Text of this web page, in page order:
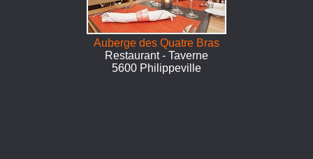
Auberge des Quatre Bras
Restaurant - Taverne
5600 Philippeville